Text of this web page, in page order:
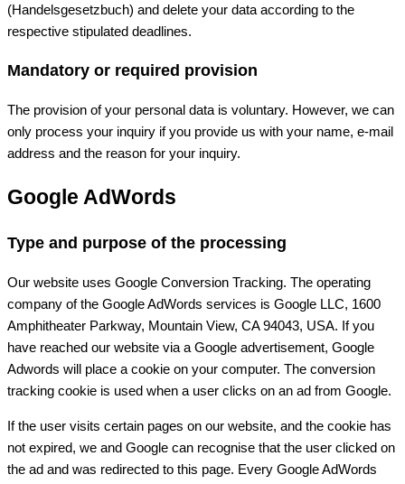
(Handelsgesetzbuch) and delete your data according to the
respective stipulated deadlines.
Mandatory or required provision
The provision of your personal data is voluntary. However, we can
only process your inquiry if you provide us with your name, e-mail
address and the reason for your inquiry.
Google AdWords
Type and purpose of the processing
Our website uses Google Conversion Tracking. The operating
company of the Google AdWords services is Google LLC, 1600
Amphitheater Parkway, Mountain View, CA 94043, USA. If you
have reached our website via a Google advertisement, Google
Adwords will place a cookie on your computer. The conversion
tracking cookie is used when a user clicks on an ad from Google.
If the user visits certain pages on our website, and the cookie has
not expired, we and Google can recognise that the user clicked on
the ad and was redirected to this page. Every Google AdWords